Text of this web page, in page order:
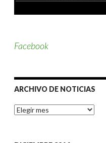
Facebook
ARCHIVO DE NOTICIAS
A
r